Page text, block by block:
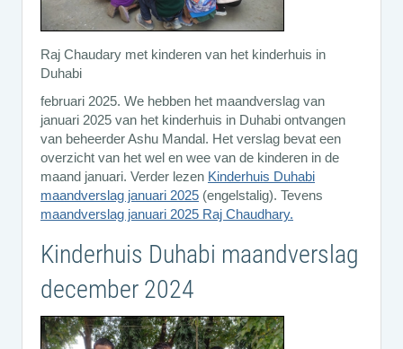
Raj Chaudary met kinderen van het kinderhuis in
Duhabi
februari 2025. We hebben het maandverslag van
januari 2025 van het kinderhuis in Duhabi ontvangen
van beheerder Ashu Mandal. Het verslag bevat een
overzicht van het wel en wee van de kinderen in de
maand januari. Verder lezen Kinderhuis Duhabi
maandverslag januari 2025 (engelstalig). Tevens
maandverslag januari 2025 Raj Chaudhary.
Kinderhuis Duhabi maandverslag
december 2024